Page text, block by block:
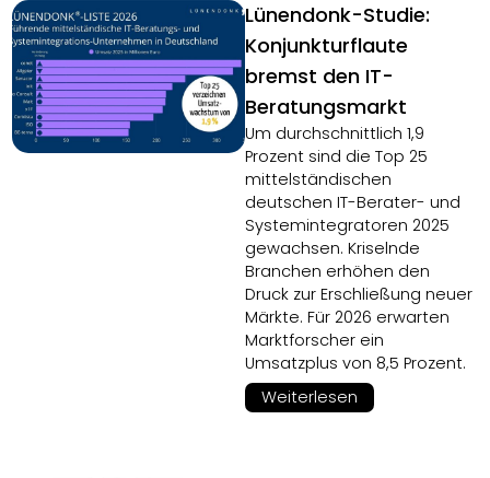
Lünendonk-Studie:
Konjunkturflaute
bremst den IT-
Beratungsmarkt
Um durchschnittlich 1,9
Prozent sind die Top 25
mittelständischen
deutschen IT-Berater- und
Systemintegratoren 2025
gewachsen. Kriselnde
Branchen erhöhen den
Druck zur Erschließung neuer
Märkte. Für 2026 erwarten
Marktforscher ein
Umsatzplus von 8,5 Prozent.
Weiterlesen